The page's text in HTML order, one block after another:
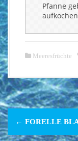
Pfanne
Meeresfrüchte
N
a
← FORELLE